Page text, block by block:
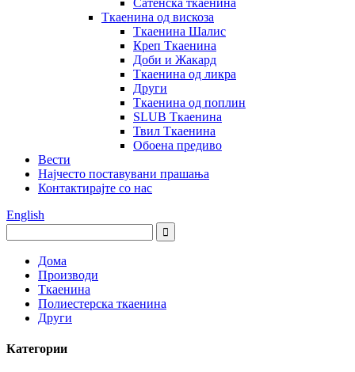
Сатенска ткаенина
Ткаенина од вискоза
Ткаенина Шалис
Креп Ткаенина
Доби и Жакард
Ткаенина од ликра
Други
Ткаенина од поплин
SLUB Ткаенина
Твил Ткаенина
Обоена предиво
Вести
Најчесто поставувани прашања
Контактирајте со нас
English
Дома
Производи
Ткаенина
Полиестерска ткаенина
Други
Категории